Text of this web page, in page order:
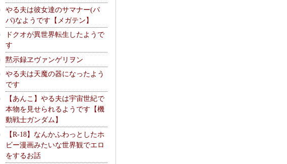
やる夫は彼女達のサマナー(パ
パ)なようです【メガテン】
ドクオが異世界転生したようで
す
黙示録ヱヴァンゲリヲン
やる夫は天魔の器になったよう
です
【あんこ】やる夫は宇宙世紀で
本物を見せられるようです【機
動戦士ガンダム】
【R-18】なんかふわっとしたホ
ビー漫画みたいな世界観でエロ
をするお話